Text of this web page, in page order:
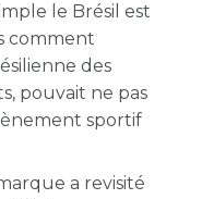
le Brésil est
comment
des
pouvait ne pas
sportif
a revisité